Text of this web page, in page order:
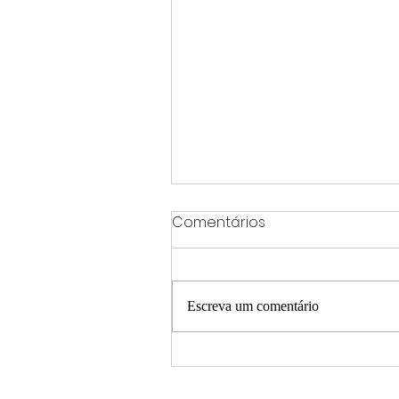
Sete projetos da rede
Comentários
Escreva um comentário